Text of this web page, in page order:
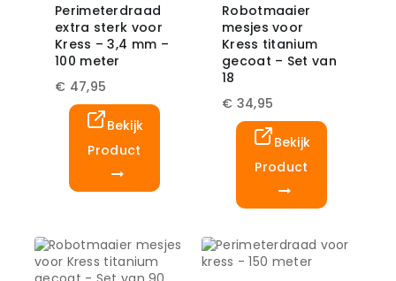
Perimeterdraad
extra sterk voor
Kress – 3,4 mm –
100 meter
€ 47,95
Bekijk
Product
Robotmaaier
mesjes voor
Kress titanium
gecoat – Set van
18
€ 34,95
Bekijk
Product